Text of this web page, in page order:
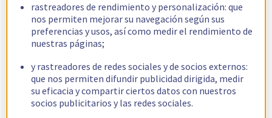
rastreadores de rendimiento y personalización: que
nos permiten mejorar su navegación según sus
preferencias y usos, así como medir el rendimiento de
nuestras páginas;
y rastreadores de redes sociales y de socios externos:
que nos permiten difundir publicidad dirigida, medir
su eficacia y compartir ciertos datos con nuestros
socios publicitarios y las redes sociales.